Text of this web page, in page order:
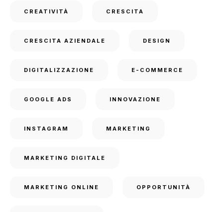
CREATIVITÀ CRESCITA
CRESCITA AZIENDALE DESIGN
DIGITALIZZAZIONE E-COMMERCE
GOOGLE ADS INNOVAZIONE
INSTAGRAM MARKETING
MARKETING DIGITALE
MARKETING ONLINE OPPORTUNITÀ